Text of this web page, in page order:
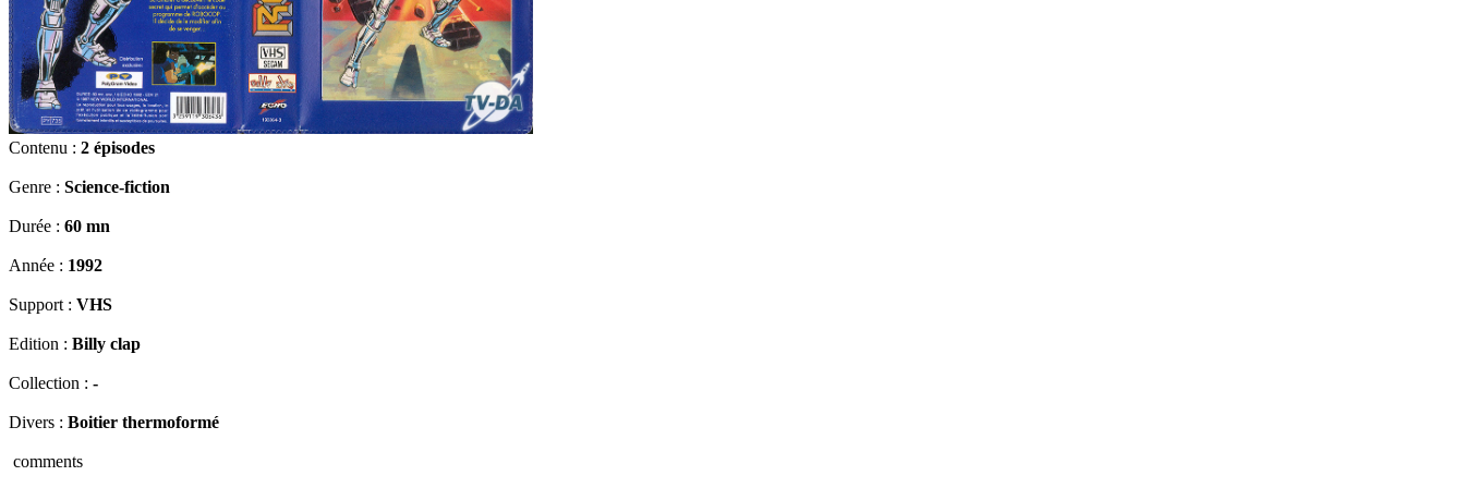
Contenu : 2 épisodes
Genre : Science-fiction
Durée : 60 mn
Année : 1992
Support : VHS
Edition : Billy clap
Collection : -
Divers : Boitier thermoformé
comments